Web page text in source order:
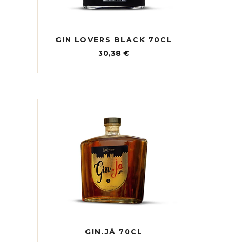
GIN LOVERS BLACK 70CL
30,38€
GIN.JÁ 70CL